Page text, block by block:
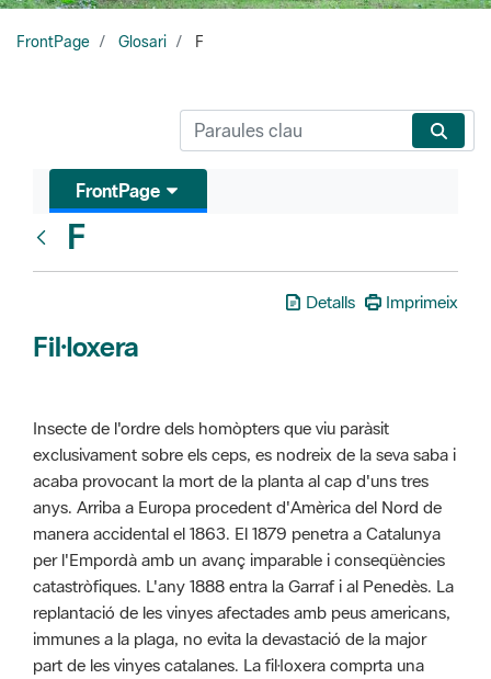
FrontPage Glosari F
FrontPage
F
Detalls Imprimeix
Fil·loxera
Insecte de l'ordre dels homòpters que viu paràsit
exclusivament sobre els ceps, es nodreix de la seva saba i
acaba provocant la mort de la planta al cap d'uns tres
anys. Arriba a Europa procedent d'Amèrica del Nord de
manera accidental el 1863. El 1879 penetra a Catalunya
per l'Empordà amb un avanç imparable i conseqüències
catastròfiques. L'any 1888 entra la Garraf i al Penedès. La
replantació de les vinyes afectades amb peus americans,
immunes a la plaga, no evita la devastació de la major
part de les vinyes catalanes. La fil·loxera comprta una